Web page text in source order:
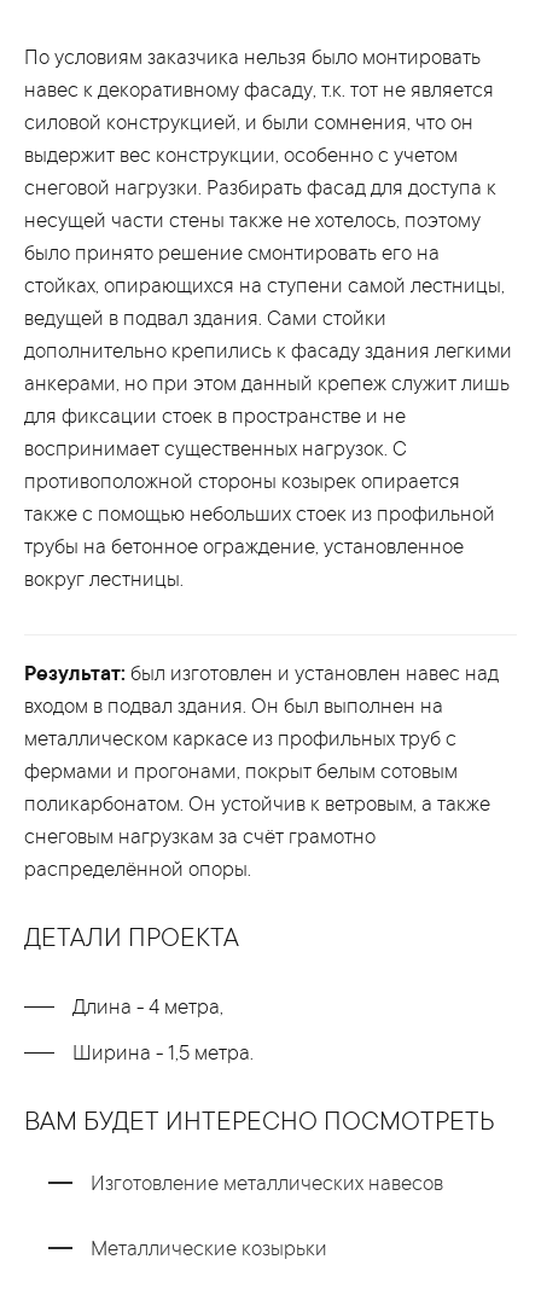
По условиям заказчика нельзя было монтировать
навес к декоративному фасаду, т.к. тот не является
силовой конструкцией, и были сомнения, что он
выдержит вес конструкции, особенно с учетом
снеговой нагрузки. Разбирать фасад для доступа к
несущей части стены также не хотелось, поэтому
было принято решение смонтировать его на
стойках, опирающихся на ступени самой лестницы,
ведущей в подвал здания. Сами стойки
дополнительно крепились к фасаду здания легкими
анкерами, но при этом данный крепеж служит лишь
для фиксации стоек в пространстве и не
воспринимает существенных нагрузок. С
противоположной стороны козырек опирается
также с помощью небольших стоек из профильной
трубы на бетонное ограждение, установленное
вокруг лестницы.
Результат: был изготовлен и установлен навес над
входом в подвал здания. Он был выполнен на
металлическом каркасе из профильных труб с
фермами и прогонами, покрыт белым сотовым
поликарбонатом. Он устойчив к ветровым, а также
снеговым нагрузкам за счёт грамотно
распределённой опоры.
ДЕТАЛИ ПРОЕКТА
Длина - 4 метра,
Ширина - 1,5 метра.
ВАМ БУДЕТ ИНТЕРЕСНО ПОСМОТРЕТЬ
Изготовление металлических навесов
Металлические козырьки